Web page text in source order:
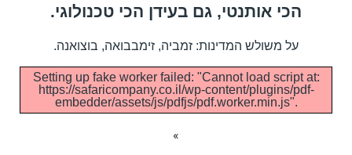
הכי אותנטי, גם בעידן הכי טכנולוגי.
על משולש המדינות: זמביה, זימבבואה, בוצואנה.
Setting up fake worker failed: "Cannot load script at:
https://safaricompany.co.il/wp-content/plugins/pdf-
embedder/assets/js/pdfjs/pdf.worker.min.js".
»